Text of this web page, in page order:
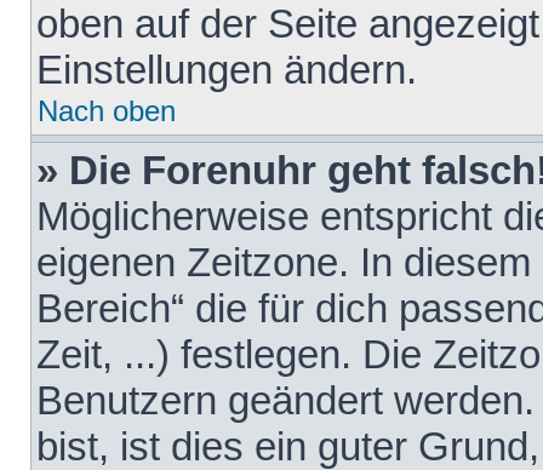
oben auf der Seite
Einstellungen ändern.
Nach oben
» Die Forenuhr geht
Möglicherweise entspricht
eigenen Zeitzone. In
Bereich“ die für dich
Zeit, ...) festlegen. Die
Benutzern geändert
bist, ist dies ein guter